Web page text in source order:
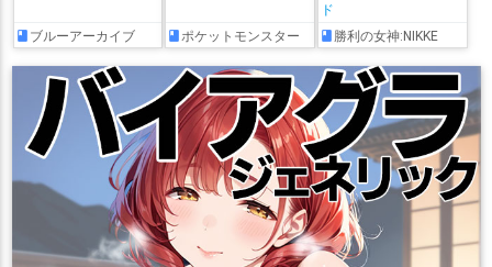
ブルーアーカイブ ポケットモンスター
ド
勝利の女神:NIKKE